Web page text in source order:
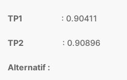
TP1 : 0.90411
TP2 : 0.90896
Alternatif :